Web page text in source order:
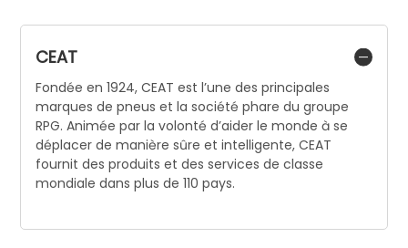
CEAT
Fondée en 1924, CEAT est l’une des principales
marques de pneus et la société phare du groupe
RPG. Animée par la volonté d’aider le monde à se
déplacer de manière sûre et intelligente, CEAT
fournit des produits et des services de classe
mondiale dans plus de 110 pays.